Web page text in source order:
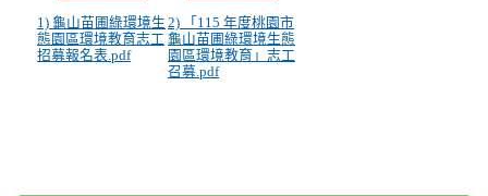
1) 龜山苗圃綠環境生
態園區環境教育志工
招募報名表.pdf
2) 「115 年度桃園市
龜山苗圃綠環境生態
園區環境教育」志工
召募.pdf